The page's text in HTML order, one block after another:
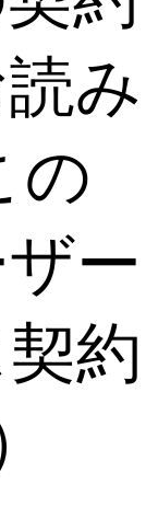
み
の
ー
約